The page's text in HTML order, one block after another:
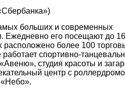
больших и современных
Ежедневно его посещают до 16
расположено более 100
работает спортивно-
студия красоты и
центр с